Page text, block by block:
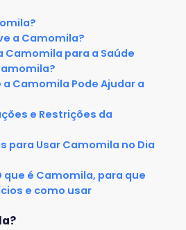
a Camomila?
Camomila para a Saúde
Camomila Pode Ajudar a
e Restrições da
para Usar Camomila no Dia
que é Camomila, para que
e como usar